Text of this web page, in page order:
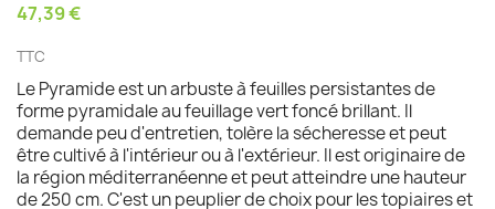
47,39 €
TTC
Le Pyramide est un arbuste à feuilles persistantes de
forme pyramidale au feuillage vert foncé brillant. Il
demande peu d'entretien, tolère la sécheresse et peut
être cultivé à l'intérieur ou à l'extérieur. Il est originaire de
la région méditerranéenne et peut atteindre une hauteur
de 250 cm. C'est un peuplier de choix pour les topiaires et